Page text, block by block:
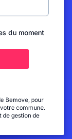
du moment
Bemove, pour
commune.
de gestion de